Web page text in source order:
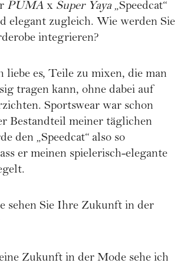
PUMA x Super Yaya „Speedcat“
elegant zugleich. Wie werden Sie
integrieren?
liebe es, Teile zu mixen, die man
tragen kann, ohne dabei auf
Sportswear war schon
Bestandteil meiner täglichen
den „Speedcat“ also so
er meinen spielerisch-elegante
sehen Sie Ihre Zukunft in der
Zukunft in der Mode sehe ich